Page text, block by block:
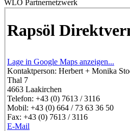
WLO Partnernetzwerk
Rapsöl
Lage in Google Maps anzeigen...
Kontaktperson: Herbert + Monika
Thal 7
4663 Laakirchen
Telefon: +43 (0) 7613 / 3116
Mobil: +43 (0) 664 / 73 63 36 50
Fax: +43 (0) 7613 / 3116
E-Mail